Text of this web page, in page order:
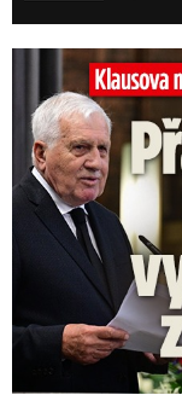
Klausova mrazivá